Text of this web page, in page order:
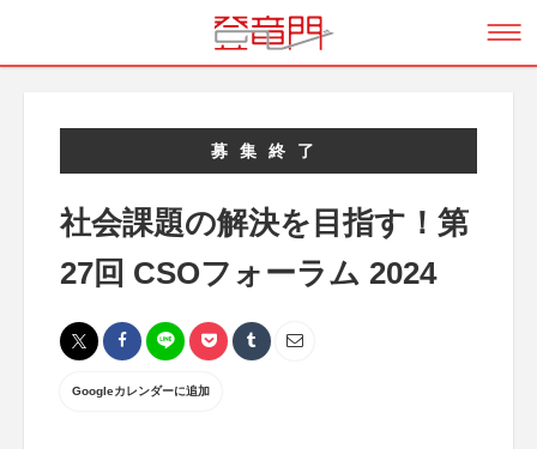
募集終了
社会課題の解決を目指す！第
27回 CSOフォーラム 2024
Googleカレンダーに追加